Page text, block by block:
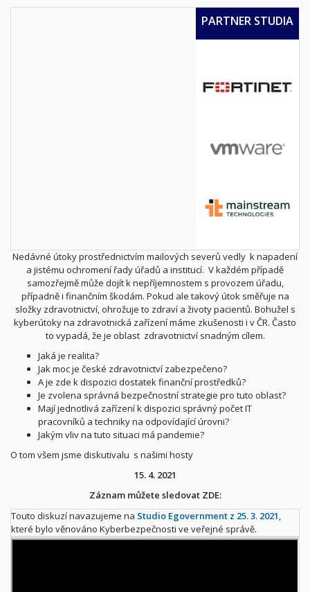
PARTNER STUDIA
Nedávné útoky prostřednictvím mailových severů vedly k napadení
a jistému ochromení řady úřadů a institucí. V každém případě
samozřejmě může dojít k nepříjemnostem s provozem úřadu,
případně i finančním škodám. Pokud ale takový útok směřuje na
složky zdravotnictví, ohrožuje to zdraví a životy pacientů. Bohužel s
kyberútoky na zdravotnická zařízení máme zkušenosti i v ČR. Často
to vypadá, že je oblast zdravotnictví snadným cílem.
Jaká je realita?
Jak moc je české zdravotnictví zabezpečeno?
A je zde k dispozici dostatek finanční prostředků?
Je zvolena správná bezpečnostní strategie pro tuto oblast?
Mají jednotlivá zařízení k dispozici správný počet IT
pracovníků a techniky na odpovídající úrovni?
Jakým vliv na tuto situaci má pandemie?
O tom všem jsme diskutivalu s našimi hosty
15. 4. 2021
Záznam můžete sledovat ZDE:
Touto diskuzí navazujeme na Studio Egovernment z 25. 3. 2021
které bylo věnováno Kyberbezpečnosti ve veřejné správě.